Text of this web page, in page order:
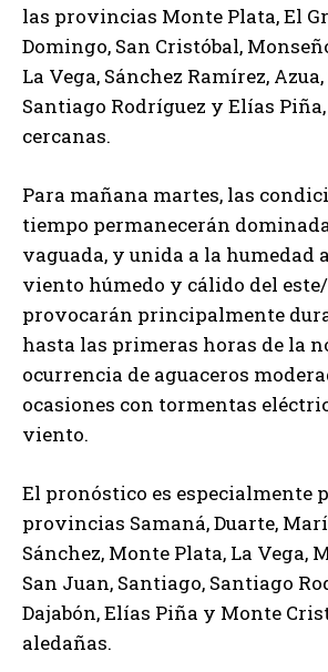
las provincias Monte Plata, El
Domingo, San Cristóbal,
La Vega, Sánchez Ramírez,
Santiago Rodríguez y Elías
cercanas.
Para mañana martes, las
tiempo permanecerán
vaguada, y unida a la humedad
viento húmedo y cálido del
provocarán principalmente
hasta las primeras horas de la
ocurrencia de aguaceros
ocasiones con tormentas
viento.
El pronóstico es especialmente
provincias Samaná, Duarte,
Sánchez, Monte Plata, La Vega,
San Juan, Santiago, Santiago
Dajabón, Elías Piña y Monte
aledañas.